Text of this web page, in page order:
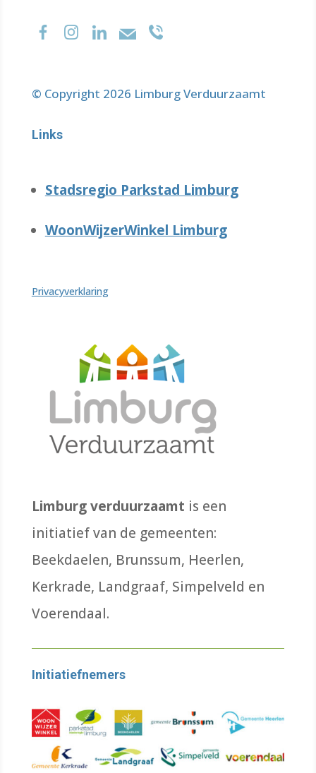
© Copyright 2026 Limburg Verduurzaamt
Links
Stadsregio Parkstad Limburg
WoonWijzerWinkel Limburg
Privacyverklaring
Limburg verduurzaamt is een
initiatief van de gemeenten:
Beekdaelen, Brunssum, Heerlen,
Kerkrade, Landgraaf, Simpelveld en
Voerendaal.
Initiatiefnemers